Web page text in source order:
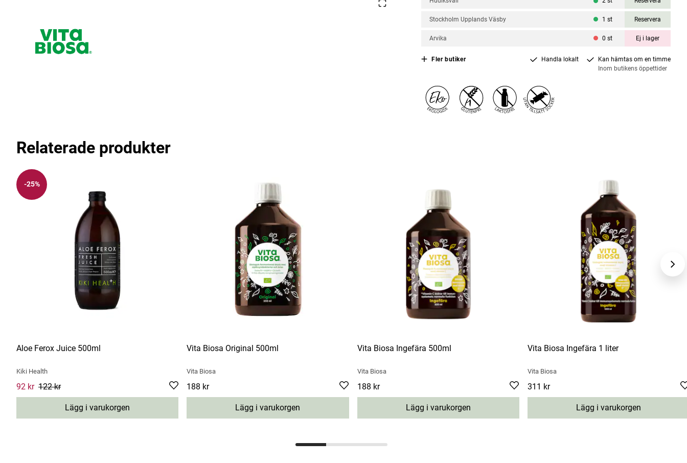
Stockholm Upplands Väsby 1 st Reservera
Arvika 0 st Ej i lager
Fler butiker Handla lokalt
Kan hämtas om en timme
Inom butikens öppettider
Relaterade produkter
-25%
Aloe Ferox Juice 500ml
Kiki Health
Current price
92 kr 122 kr
Lägg i varukorgen
Vita Biosa Original 500ml
Vita Biosa
Pris :188 kr
188 kr
Lägg i varukorgen
Vita Biosa Ingefära 500ml
Vita Biosa
Pris :188 kr
188 kr
Lägg i varukorgen
Vita Biosa Ingefära 1 liter
Vita Biosa
Pris :311 kr
311 kr
Lägg i varukorgen